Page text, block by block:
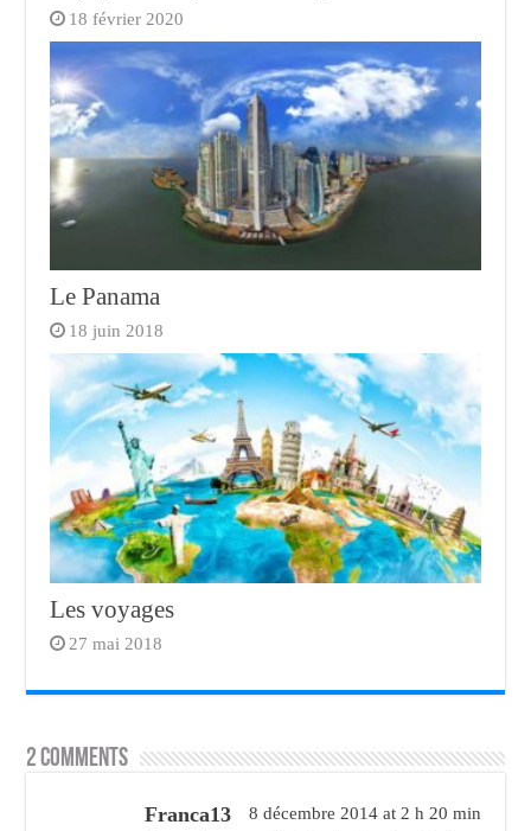
18 février 2020
Le Panama
18 juin 2018
Les voyages
27 mai 2018
2 comments
Franca13 8 décembre 2014 at 2 h 20 min